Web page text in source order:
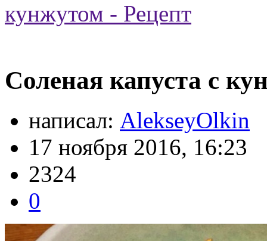
кунжутом - Рецепт
Соленая капуста с
написал: AlekseyOlkin
17 ноября 2016, 16:23
2324
0